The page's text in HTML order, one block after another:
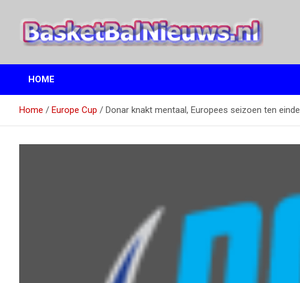
inhoud
BasketBalNieuws.nl
Etten
HOME
Home Europe Cup Donar knakt mentaal, Europees seizoen ten einde